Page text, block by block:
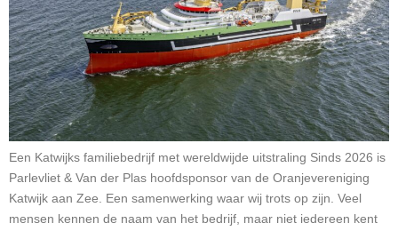
Een Katwijks familiebedrijf met wereldwijde uitstraling Sinds 2026 is
Parlevliet & Van der Plas hoofdsponsor van de Oranjevereniging
Katwijk aan Zee. Een samenwerking waar wij trots op zijn. Veel
mensen kennen de naam van het bedrijf, maar niet iedereen kent